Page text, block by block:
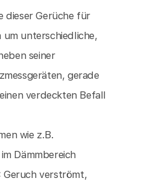
dieser Gerüche für
unterschiedliche,
seiner
gerade
verdeckten Befall
wie z.B.
Dämmbereich
Geruch verströmt,